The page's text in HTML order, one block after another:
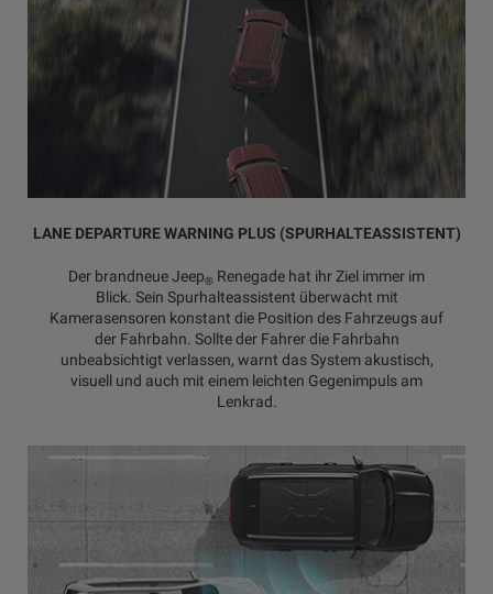
LANE DEPARTURE WARNING PLUS (SPURHALTEASSISTENT)
Der brandneue Jeep® Renegade hat ihr Ziel immer im
Blick. Sein Spurhalteassistent überwacht mit
Kamerasensoren konstant die Position des Fahrzeugs auf
der Fahrbahn. Sollte der Fahrer die Fahrbahn
unbeabsichtigt verlassen, warnt das System akustisch,
visuell und auch mit einem leichten Gegenimpuls am
Lenkrad.